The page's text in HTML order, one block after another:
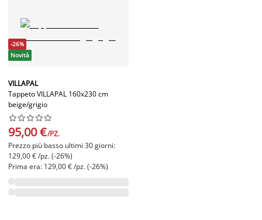
-26%
Novità
VILLAPAL
Tappeto VILLAPAL 160x230 cm
beige/grigio






95,00 €/PZ.
Prezzo più basso ultimi 30 giorni:
129,00 € /pz. (-26%)
Prima era: 129,00 € /pz. (-26%)